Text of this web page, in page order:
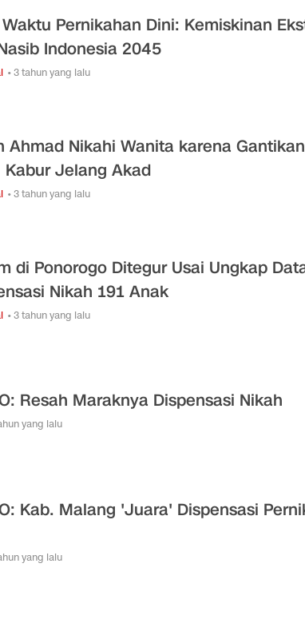
Pernikahan Dini: Kemiskinan
Indonesia 2045
• 3 tahun yang lalu
Ahmad Nikahi Wanita karena
Kabur Jelang Akad
• 3 tahun yang lalu
di Ponorogo Ditegur Usai Ungkap
Nikah 191 Anak
• 3 tahun yang lalu
Resah Maraknya Dispensasi Nikah
yang lalu
Kab. Malang 'Juara' Dispensasi
yang lalu